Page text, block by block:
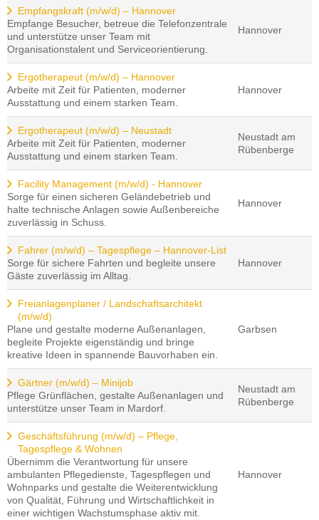
Empfangskraft (m/w/d) – Hannover
Empfange Besucher, betreue die Telefonzentrale
und unterstütze unser Team mit
Organisationstalent und Serviceorientierung.
Hannover
Ergotherapeut (m/w/d) – Hannover
Arbeite mit Zeit für Patienten, moderner
Ausstattung und einem starken Team.
Hannover
Ergotherapeut (m/w/d) – Neustadt
Arbeite mit Zeit für Patienten, moderner
Ausstattung und einem starken Team.
Neustadt am
Rübenberge
Facility Management (m/w/d) - Hannover
Sorge für einen sicheren Geländebetrieb und
halte technische Anlagen sowie Außenbereiche
zuverlässig in Schuss.
Hannover
Fahrer (m/w/d) – Tagespflege – Hannover-List
Sorge für sichere Fahrten und begleite unsere
Gäste zuverlässig im Alltag.
Hannover
Freianlagenplaner / Landschaftsarchitekt
(m/w/d)
Plane und gestalte moderne Außenanlagen,
begleite Projekte eigenständig und bringe
kreative Ideen in spannende Bauvorhaben ein.
Garbsen
Gärtner (m/w/d) – Minijob
Pflege Grünflächen, gestalte Außenanlagen und
unterstütze unser Team in Mardorf.
Neustadt am
Rübenberge
Geschäftsführung (m/w/d) – Pflege,
Tagespflege & Wohnen
Übernimm die Verantwortung für unsere
ambulanten Pflegedienste, Tagespflegen und
Wohnparks und gestalte die Weiterentwicklung
von Qualität, Führung und Wirtschaftlichkeit in
einer wichtigen Wachstumsphase aktiv mit.
Hannover